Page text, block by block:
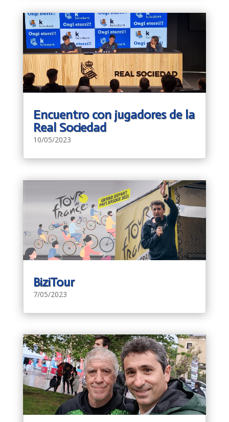
Encuentro con jugadores de la
Real Sociedad
10/05/2023
BiziTour
7/05/2023